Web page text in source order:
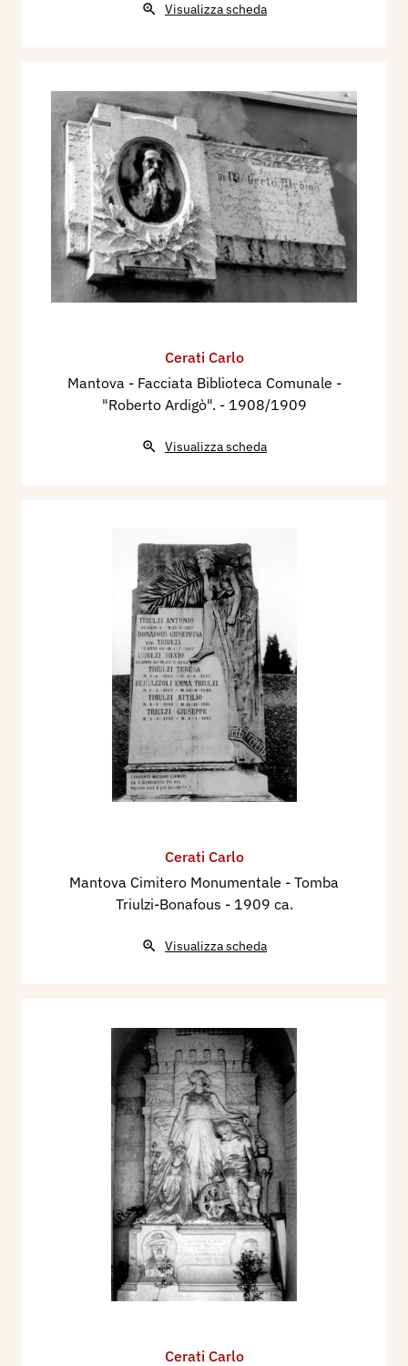
Visualizza scheda
Cerati Carlo
Mantova - Facciata Biblioteca Comunale -
"Roberto Ardigò". - 1908/1909
Visualizza scheda
Cerati Carlo
Mantova Cimitero Monumentale - Tomba
Triulzi-Bonafous - 1909 ca.
Visualizza scheda
Cerati Carlo